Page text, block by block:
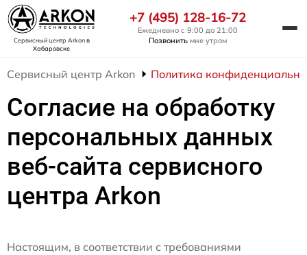
Сервисный центр Arkonв
Хабаровске
+7 (495) 128-16-72
Ежедневно с 9:00 до 21:00
Позвонить мне утром
Сервисный центр Arkon Политика
Согласие на обработку
персональных данных
веб-сайта сервисного
центра Arkon
Настоящим, в соответствии с требованиями